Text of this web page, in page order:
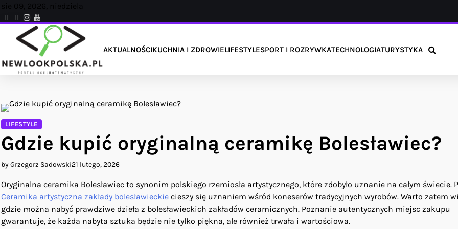
Skip
to
content
sie 09, 2026, niedziela
facebook.com
x instagram
reddit
AKTUALNOŚCIKUCHNIA I ZDROWIELIFESTYLESPORT I ROZRYWKATECHNOLOGIATURYSTYKA
LIFESTYLE
Gdzie kupić oryginalną ceramikę Bolesławiec?
by Grzegorz Sadowski21 lutego, 2026
Oryginalna ceramika Bolesławiec to synonim polskiego rzemiosła artystycznego, które zdobyło uznanie na całym świecie.
Ceramika artystyczna zakłady bolesławieckie cieszy się uznaniem wśród koneserów tradycyjnych wyrobów. Warto zatem
gdzie można nabyć prawdziwe dzieła z bolesławieckich zakładów ceramicznych. Poznanie autentycznych miejsc zakupu
gwarantuje, że każda nabyta sztuka będzie nie tylko piękna, ale również trwała i wartościowa.